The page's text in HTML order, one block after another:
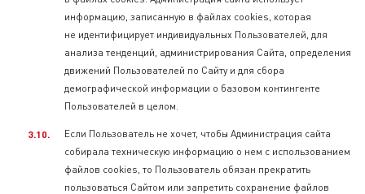
информацию, записанную в файлах cookies, которая
не идентифицирует индивидуальных Пользователей, для
анализа тенденций, администрирования Сайта, определения
движений Пользователей по Сайту и для сбора
демографической информации о базовом контингенте
Пользователей в целом.
Если Пользователь не хочет, чтобы Администрация сайта
собирала техническую информацию о нем с использованием
файлов cookies, то Пользователь обязан прекратить
пользоваться Сайтом или запретить сохранение файлов